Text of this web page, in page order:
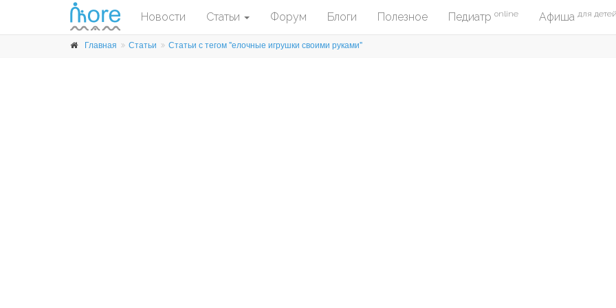
Новости Статьи Форум Блоги Полезное Педиатр online Афиша для детей
Главная Статьи Статьи с тегом "елочные игрушки своими руками"